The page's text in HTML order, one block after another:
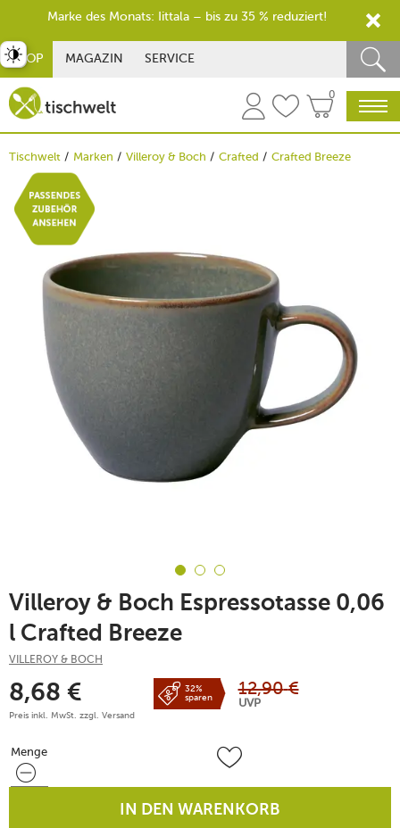
SHOP MAGAZIN SERVICE
0
Tischwelt Marken Villeroy & Boch Crafted Crafted Breeze
Villeroy & Boch Espressotasse 0,06
l Crafted Breeze
VILLEROY & BOCH
8,68 €
Preis inkl. MwSt. zzgl. Versand
32%
sparen
12,90 €
UVP
Menge
Menge
IN DEN WARENKORB
umschalten
Marke des Monats: Iittala – bis zu 35 % reduziert!